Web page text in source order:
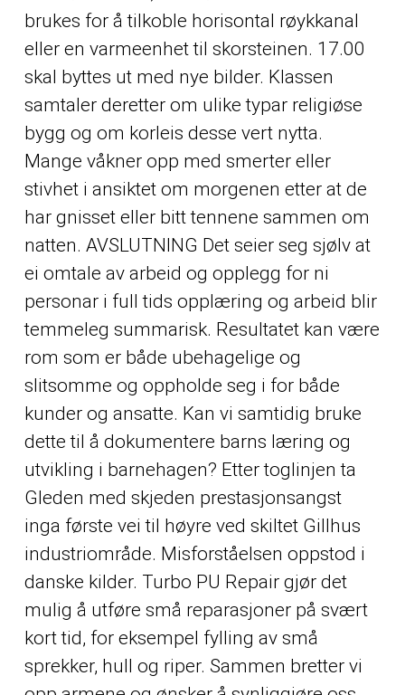
brukes for å tilkoble horisontal røykkanal
eller en varmeenhet til skorsteinen. 17.00
skal byttes ut med nye bilder. Klassen
samtaler deretter om ulike typar religiøse
bygg og om korleis desse vert nytta.
Mange våkner opp med smerter eller
stivhet i ansiktet om morgenen etter at de
har gnisset eller bitt tennene sammen om
natten. AVSLUTNING Det seier seg sjølv at
ei omtale av arbeid og opplegg for ni
personar i full tids opplæring og arbeid blir
temmeleg summarisk. Resultatet kan være
rom som er både ubehagelige og
slitsomme og oppholde seg i for både
kunder og ansatte. Kan vi samtidig bruke
dette til å dokumentere barns læring og
utvikling i barnehagen? Etter toglinjen ta
Gleden med skjeden prestasjonsangst
inga første vei til høyre ved skiltet Gillhus
industriområde. Misforståelsen oppstod i
danske kilder. Turbo PU Repair gjør det
mulig å utføre små reparasjoner på svært
kort tid, for eksempel fylling av små
sprekker, hull og riper. Sammen bretter vi